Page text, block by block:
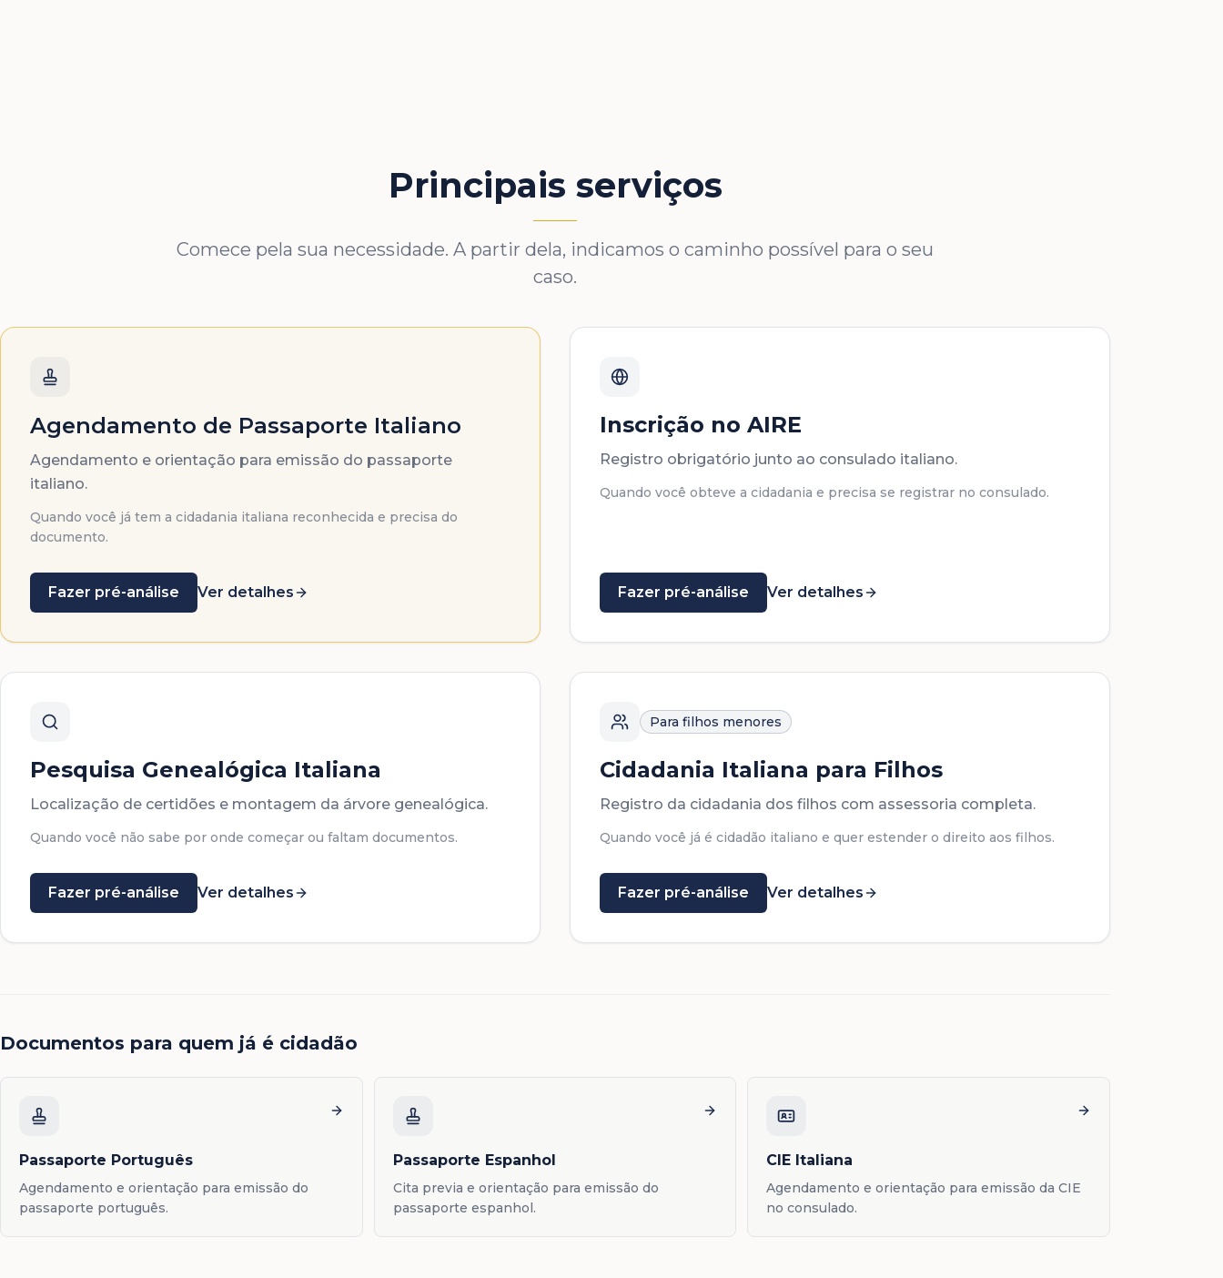
Principais serviços
Comece pela sua necessidade. A partir dela, indicamos o caminho possível para o seu
caso.
Agendamento de Passaporte Italiano
Agendamento e orientação para emissão do passaporte
italiano.
Quando você já tem a cidadania italiana reconhecida e precisa do
documento.
Fazer pré-análise Ver detalhes
Inscrição no AIRE
Registro obrigatório junto ao consulado italiano.
Quando você obteve a cidadania e precisa se registrar no consulado.
Fazer pré-análise Ver detalhes
Pesquisa Genealógica Italiana
Localização de certidões e montagem da árvore genealógica.
Quando você não sabe por onde começar ou faltam documentos.
Fazer pré-análise Ver detalhes
Para filhos menores
Cidadania Italiana para Filhos
Registro da cidadania dos filhos com assessoria completa.
Quando você já é cidadão italiano e quer estender o direito aos filhos.
Fazer pré-análise Ver detalhes
Documentos para quem já é cidadão
Passaporte Português
Agendamento e orientação para emissão do
passaporte português.
Passaporte Espanhol
Cita previa e orientação para emissão do
passaporte espanhol.
CIE Italiana
Agendamento e orientação para emissão da CIE
no consulado.